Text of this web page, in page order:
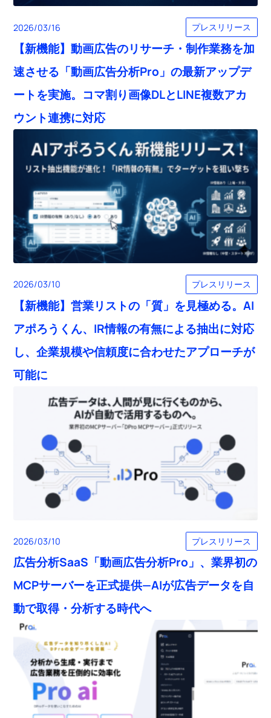
2026/03/16 プレスリリース
【新機能】動画広告のリサーチ・制作業務を加
速させる「動画広告分析Pro」の最新アップデ
ートを実施。コマ割り画像DLとLINE複数アカ
ウント連携に対応
2026/03/10 プレスリリース
【新機能】営業リストの「質」を見極める。AI
アポろうくん、IR情報の有無による抽出に対応
し、企業規模や信頼度に合わせたアプローチが
可能に
2026/03/10 プレスリリース
広告分析SaaS「動画広告分析Pro」、業界初の
MCPサーバーを正式提供—AIが広告データを自
動で取得・分析する時代へ